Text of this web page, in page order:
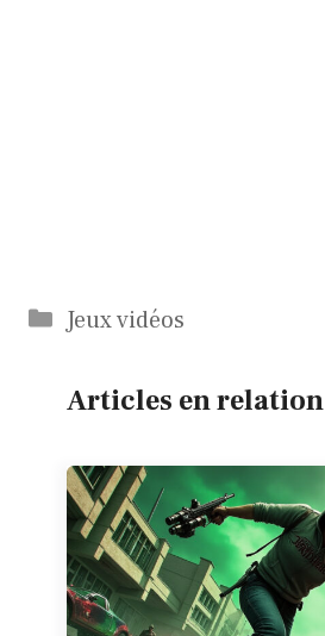
Catégories
Jeux vidéos
Articles en relation